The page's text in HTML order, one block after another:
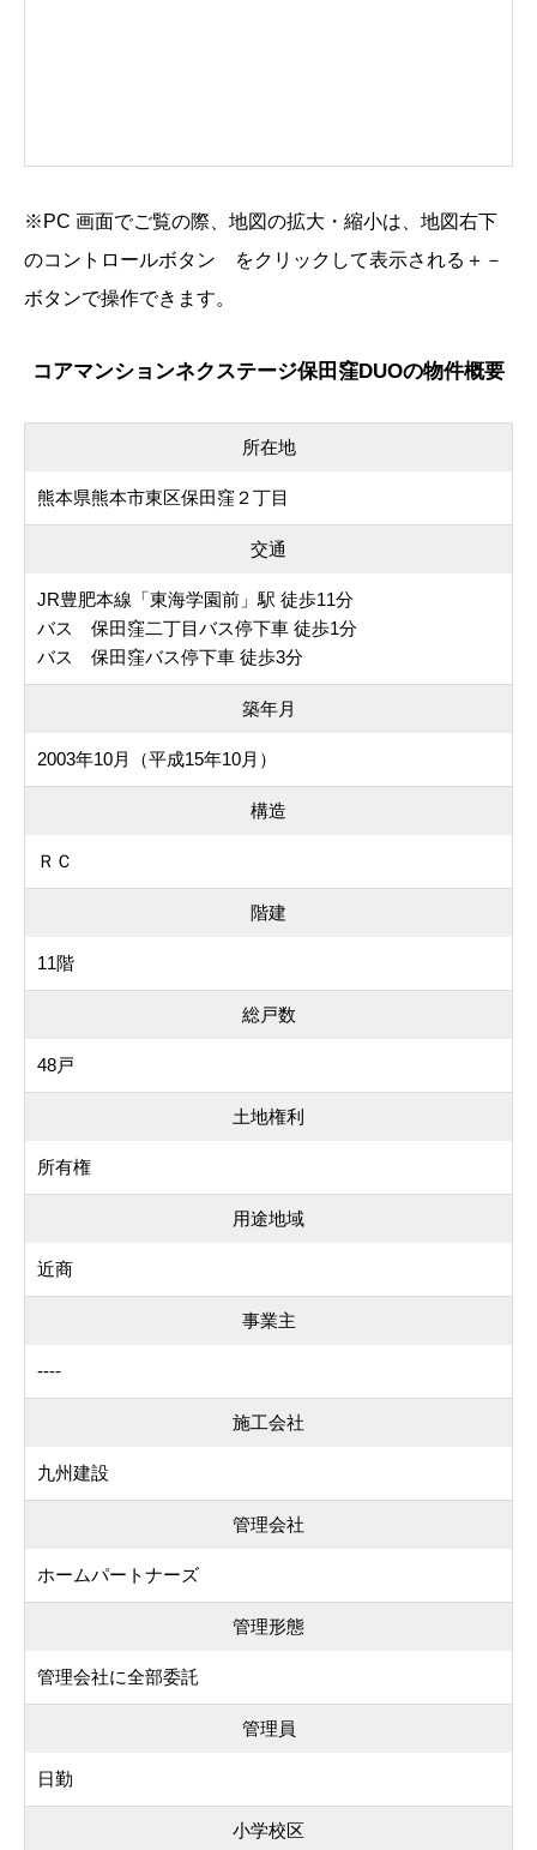
※PC 画面でご覧の際、地図の拡大・縮小は、地図右下
のコントロールボタン
をクリックして表示される ＋ －
ボタンで操作できます。
コアマンションネクステージ保田窪DUOの物件概要
所在地
熊本県熊本市東区保田窪２丁目
交通
JR豊肥本線「東海学園前」駅 徒歩11分
バス 保田窪二丁目バス停下車 徒歩1分
バス 保田窪バス停下車 徒歩3分
築年月
2003年10月（平成15年10月）
構造
ＲＣ
階建
11階
総戸数
48戸
土地権利
所有権
用途地域
近商
事業主
----
施工会社
九州建設
管理会社
ホームパートナーズ
管理形態
管理会社に全部委託
管理員
日勤
小学校区